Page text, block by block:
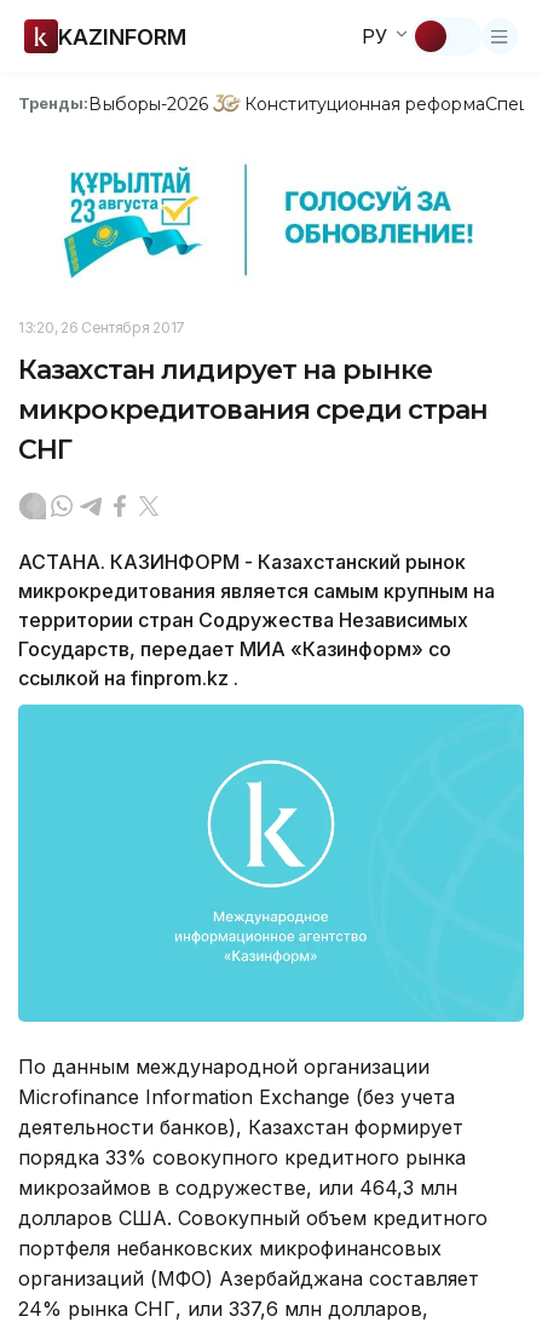
KAZINFORM РУ
Тренды:Выборы-2026 Конституционная реформа
13:20, 26 Сентября 2017
Казахстан лидирует на рынке
микрокредитования среди стран
СНГ
АСТАНА. КАЗИНФОРМ - Казахстанский рынок
микрокредитования является самым крупным на
территории стран Содружества Независимых
Государств, передает МИА «Казинформ» со
ссылкой на finprom.kz .
По данным международной организации
Microfinance Information Exchange (без учета
деятельности банков), Казахстан формирует
порядка 33% совокупного кредитного рынка
микрозаймов в содружестве, или 464,3 млн
долларов США. Совокупный объем кредитного
портфеля небанковских микрофинансовых
организаций (МФО) Азербайджана составляет
24% рынка СНГ, или 337,6 млн долларов,